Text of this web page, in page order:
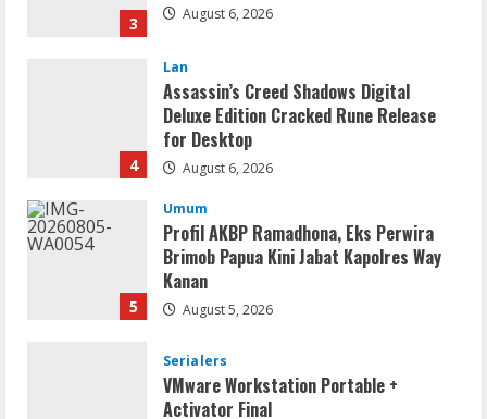
3 August 6, 2026
4
Lan
Assassin’s Creed Shadows Digital
Deluxe Edition Cracked Rune Release
for Desktop
August 6, 2026
5
Umum
Profil AKBP Ramadhona, Eks Perwira
Brimob Papua Kini Jabat Kapolres Way
Kanan
August 5, 2026
Serialers
VMware Workstation Portable +
Activator Final